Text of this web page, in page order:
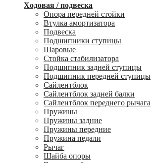
Ходовая / подвеска
Опора передней стойки
Втулка амортизатора
Подвеска
Подшипники ступицы
Шаровые
Стойка стабилизатора
Подшипник задней ступицы
Подшипник передней ступицы
Сайлентблок
Сайлентблок задней балки
Сайлентблок переднего рычага
Пружины
Пружины задние
Пружины передние
Пружина педали
Рычаг
Шайба опоры